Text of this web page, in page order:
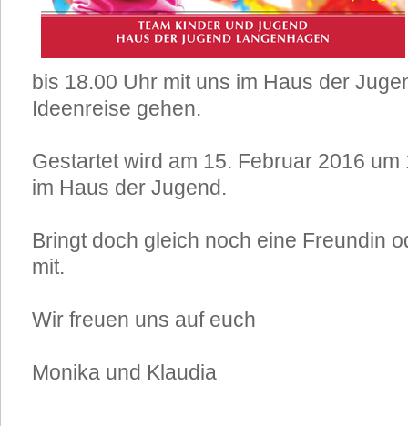
bis 18.00 Uhr mit uns im Haus der
Ideenreise gehen.
Gestartet wird am 15. Februar 2016
im Haus der Jugend.
Bringt doch gleich noch eine Freundin
mit.
Wir freuen uns auf euch
Monika und Klaudia